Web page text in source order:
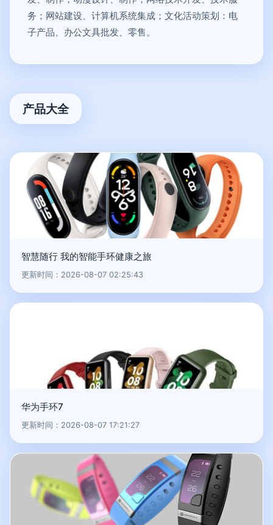
务；网站建设、计算机系统集成；文化活动策划：电
子产品、办公文具批发、零售。
产品大全
智慧随行 我的智能手环健康之旅
更新时间：2026-08-07 02:25:43
华为手环7
更新时间：2026-08-07 17:21:27